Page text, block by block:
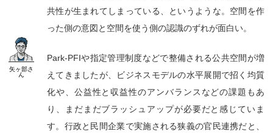
共性が生まれてしまっている、というような。空間を作
った側の意図と空間を使う側の認識のずれが面白い。
矢ヶ部さ
ん
Park-PFIや指定管理制度などで整備される公共空間が増
えてきましたが、ビジネスモデルの水平展開で招く均質
化や、公益性と収益性のアンバランスなどの課題もあ
り、まだまだブラッシュアップが必要だと感じていま
す。行政と民間企業で実施される狭義の官民連携だと、